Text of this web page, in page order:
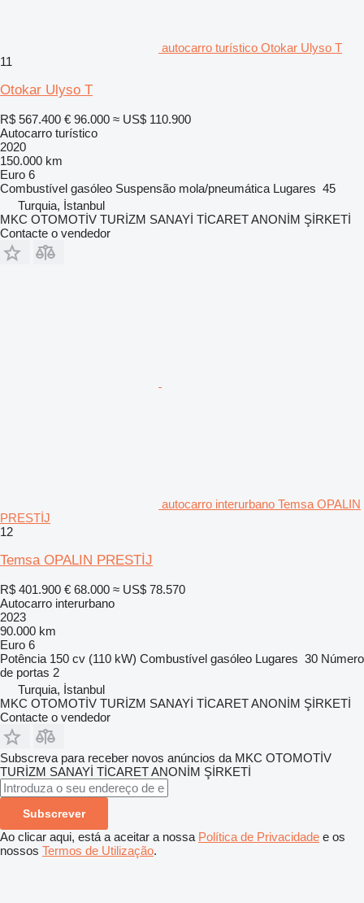
autocarro turístico Otokar Ulyso T
11
Otokar Ulyso T
R$ 567.400 € 96.000 ≈ US$ 110.900
Autocarro turístico
2020
150.000 km
Euro 6
Combustível gasóleo Suspensão mola/pneumática Lugares 45
Turquia, İstanbul
MKC OTOMOTİV TURİZM SANAYİ TİCARET ANONİM ŞİRKETİ
Contacte o vendedor
autocarro interurbano Temsa OPALIN
PRESTİJ
12
Temsa OPALIN PRESTİJ
R$ 401.900 € 68.000 ≈ US$ 78.570
Autocarro interurbano
2023
90.000 km
Euro 6
Potência 150 cv (110 kW) Combustível gasóleo Lugares 30 Número
de portas 2
Turquia, İstanbul
MKC OTOMOTİV TURİZM SANAYİ TİCARET ANONİM ŞİRKETİ
Contacte o vendedor
Subscreva para receber novos anúncios da MKC OTOMOTİV
TURİZM SANAYİ TİCARET ANONİM ŞİRKETİ
Subscrever
Ao clicar aqui, está a aceitar a nossa Política de Privacidade e os
nossos Termos de Utilização.